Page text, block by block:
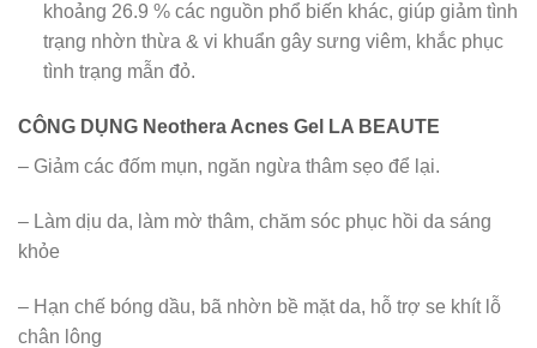
khoảng 26.9 % các nguồn phổ biến khác, giúp giảm tình
trạng nhờn thừa & vi khuẩn gây sưng viêm, khắc phục
tình trạng mẫn đỏ.
CÔNG DỤNG Neothera Acnes Gel LA BEAUTE
– Giảm các đốm mụn, ngăn ngừa thâm sẹo để lại.
– Làm dịu da, làm mờ thâm, chăm sóc phục hồi da sáng
khỏe
– Hạn chế bóng dầu, bã nhờn bề mặt da, hỗ trợ se khít lỗ
chân lông